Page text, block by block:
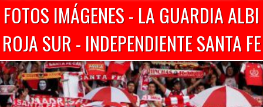
FOTOS IMÁGENES - LA GUARDIA ALBI
ROJA SUR - INDEPENDIENTE SANTA FE